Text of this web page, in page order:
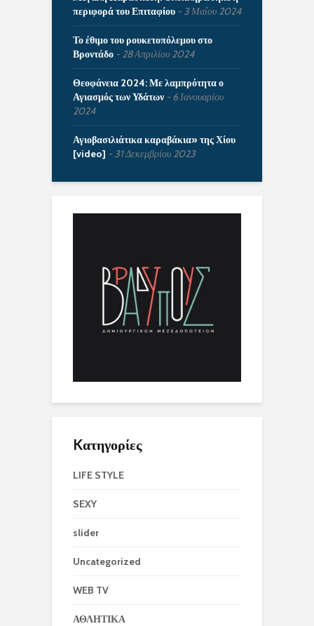
περιφορά του Επιταφίου
3 Μαΐου 2024
Το έθιμο του ρουκετοπόλεμου στο
Βροντάδο
28 Απριλίου 2024
Θεοφάνεια 2024: Με λαμπρότητα ο
Αγιασμός των Υδάτων
6 Ιανουαρίου
2024
Αγιοβασιλιάτικα καραβάκια» της Χίου
[video]
31 Δεκεμβρίου 2023
Kατηγορίες
LIFE STYLE
SEXY
slider
Uncategorized
WEB TV
ΑΘΛΗΤΙΚΑ